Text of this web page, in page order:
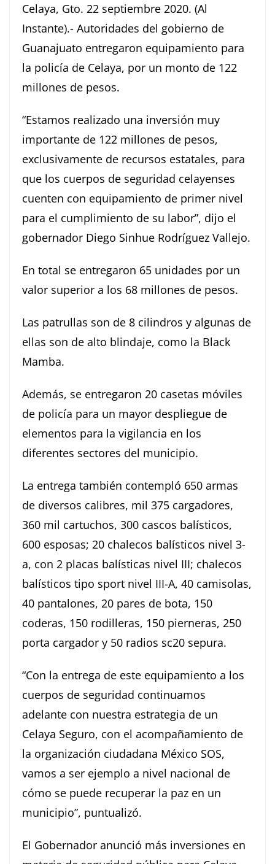
Celaya, Gto. 22 septiembre 2020. (Al
Instante).- Autoridades del gobierno de
Guanajuato entregaron equipamiento para
la policía de Celaya, por un monto de 122
millones de pesos.
“Estamos realizado una inversión muy
importante de 122 millones de pesos,
exclusivamente de recursos estatales, para
que los cuerpos de seguridad celayenses
cuenten con equipamiento de primer nivel
para el cumplimiento de su labor”, dijo el
gobernador Diego Sinhue Rodríguez Vallejo.
En total se entregaron 65 unidades por un
valor superior a los 68 millones de pesos.
Las patrullas son de 8 cilindros y algunas de
ellas son de alto blindaje, como la Black
Mamba.
Además, se entregaron 20 casetas móviles
de policía para un mayor despliegue de
elementos para la vigilancia en los
diferentes sectores del municipio.
La entrega también contempló 650 armas
de diversos calibres, mil 375 cargadores,
360 mil cartuchos, 300 cascos balísticos,
600 esposas; 20 chalecos balísticos nivel 3-
a, con 2 placas balísticas nivel III; chalecos
balísticos tipo sport nivel III-A, 40 camisolas,
40 pantalones, 20 pares de bota, 150
coderas, 150 rodilleras, 150 pierneras, 250
porta cargador y 50 radios sc20 sepura.
“Con la entrega de este equipamiento a los
cuerpos de seguridad continuamos
adelante con nuestra estrategia de un
Celaya Seguro, con el acompañamiento de
la organización ciudadana México SOS,
vamos a ser ejemplo a nivel nacional de
cómo se puede recuperar la paz en un
municipio”, puntualizó.
El Gobernador anunció más inversiones en